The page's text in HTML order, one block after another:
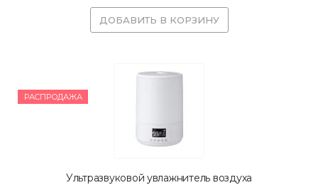
ДОБАВИТЬ В КОРЗИНУ
Ультразвуковой увлажнитель воздуха
РАСПРОДАЖА